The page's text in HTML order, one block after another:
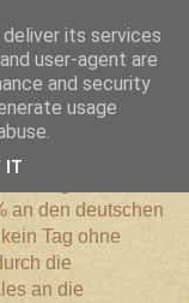
an den deutschen
Tag ohne
die
an die
its services
user-agent are
and security
usage
IT